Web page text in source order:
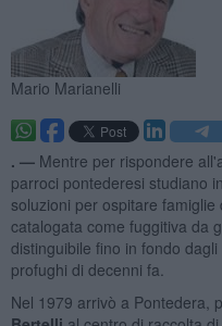
Mario Marianelli
. — Mentre per rispondere
parroci pontederesi studiano
soluzioni per ospitare
catalogata come fuggitiva da
distinguibile fino in fondo
profughi di decenni fa.
Nel 1979 arrivò a Pontedera,